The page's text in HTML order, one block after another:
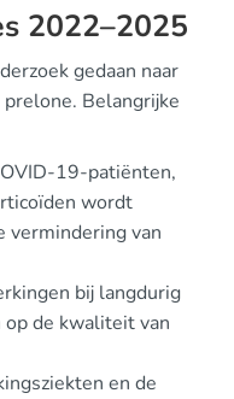
2022–2025
gedaan naar
Belangrijke
19-patiënten,
wordt
vermindering van
bij langdurig
op de kwaliteit van
en de